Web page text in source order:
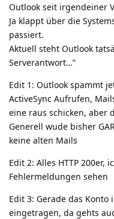
Outlook seit irgendeiner
Ja klappt über die
passiert.
Aktuell steht Outlook
Serverantwort…”
Edit 1: Outlook spammt
ActiveSync Aufrufen,
eine raus schicken, aber
Generell wude bisher
keine alten Mails
Edit 2: Alles HTTP 200er,
Fehlermeldungen sehen
Edit 3: Gerade das
eingetragen, da gehts